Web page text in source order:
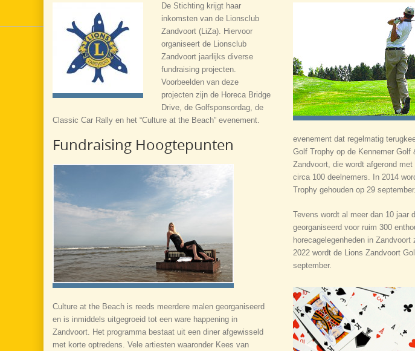
De Stichting krijgt haar
inkomsten van de Lionsclub
Zandvoort (LiZa). Hiervoor
organiseert de Lionsclub
Zandvoort jaarlijks diverse
fundraising projecten.
Voorbeelden van deze
projecten zijn de Horeca Bridge
Drive, de Golfsponsordag, de
Classic Car Rally en het “Culture at the Beach” evenement.
Fundraising Hoogtepunten
Culture at the Beach is reeds meerdere malen georganiseerd
en is inmiddels uitgegroeid tot een ware happening in
Zandvoort. Het programma bestaat uit een diner afgewisseld
met korte optredens. Vele artiesten waaronder Kees van
evenement dat regelmatig
Golf Trophy op de Kennemer Golf
Zandvoort, die wordt afgerond
circa 100 deelnemers. In 2014
Trophy gehouden op 29 september.
Tevens wordt al meer dan 10 jaar
georganiseerd voor ruim 300
horecagelegenheden in
2022 wordt de Lions Zandvoort
september.